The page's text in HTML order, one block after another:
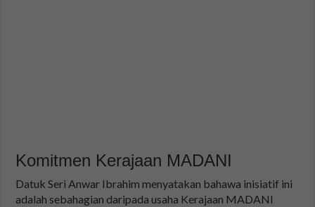
Komitmen Kerajaan MADANI
Datuk Seri Anwar Ibrahim menyatakan bahawa inisiatif ini
adalah sebahagian daripada usaha Kerajaan MADANI